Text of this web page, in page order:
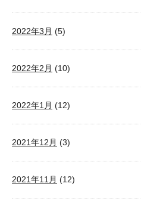
2022年3月 (5)
2022年2月 (10)
2022年1月 (12)
2021年12月 (3)
2021年11月 (12)